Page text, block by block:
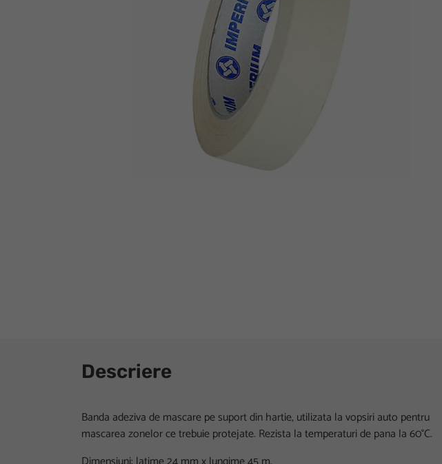
Descriere
Banda adeziva de mascare pe suport din hartie, utilizata la vopsiri auto pentru
mascarea zonelor ce trebuie protejate. Rezista la temperaturi de pana la 60°C.